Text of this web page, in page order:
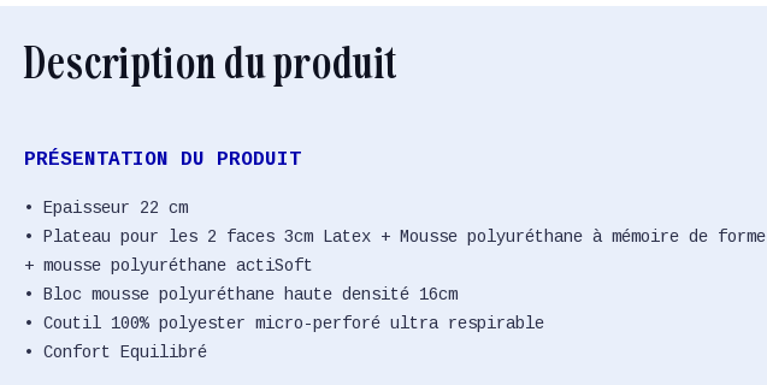
Description du produit
PRÉSENTATION DU PRODUIT
• Epaisseur 22 cm
• Plateau pour les 2 faces 3cm Latex + Mousse polyuréthane à mémoire de forme
+ mousse polyuréthane actiSoft
• Bloc mousse polyuréthane haute densité 16cm
• Coutil 100% polyester micro-perforé ultra respirable
• Confort Equilibré